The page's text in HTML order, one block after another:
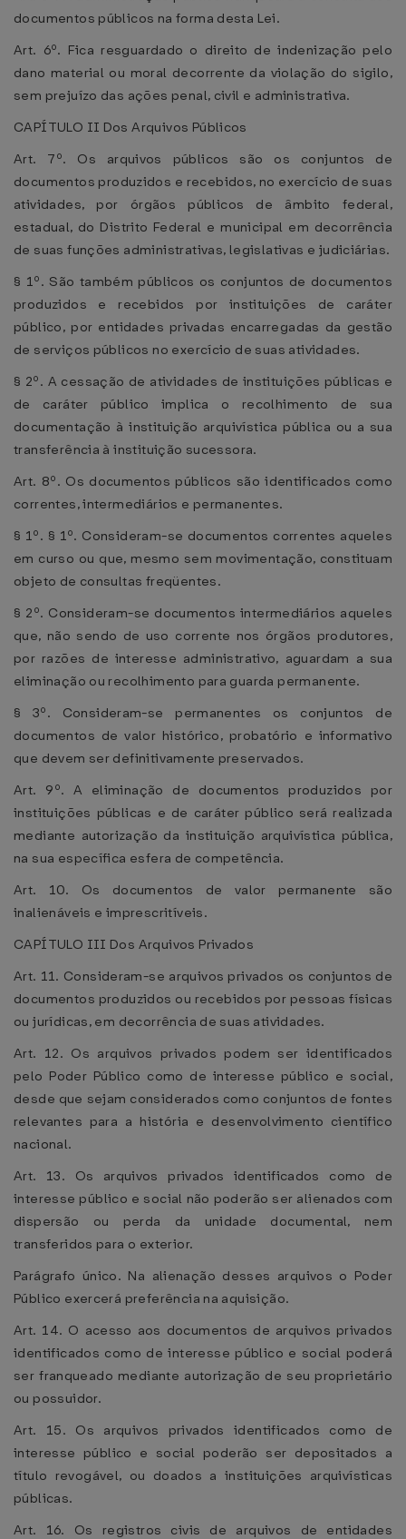
documentos públicos na forma desta Lei.
Art. 6º. Fica resguardado o direito de indenização pelo
dano material ou moral decorrente da violação do sigilo,
sem prejuízo das ações penal, civil e administrativa.
CAPÍTULO II Dos Arquivos Públicos
Art. 7º. Os arquivos públicos são os conjuntos de
documentos produzidos e recebidos, no exercício de suas
atividades, por órgãos públicos de âmbito federal,
estadual, do Distrito Federal e municipal em decorrência
de suas funções administrativas, legislativas e judiciárias.
§ 1º. São também públicos os conjuntos de documentos
produzidos e recebidos por instituições de caráter
público, por entidades privadas encarregadas da gestão
de serviços públicos no exercício de suas atividades.
§ 2º. A cessação de atividades de instituições públicas e
de caráter público implica o recolhimento de sua
documentação à instituição arquivística pública ou a sua
transferência à instituição sucessora.
Art. 8º. Os documentos públicos são identificados como
correntes, intermediários e permanentes.
§ 1º. § 1º. Consideram-se documentos correntes aqueles
em curso ou que, mesmo sem movimentação, constituam
objeto de consultas freqüentes.
§ 2º. Consideram-se documentos intermediários aqueles
que, não sendo de uso corrente nos órgãos produtores,
por razões de interesse administrativo, aguardam a sua
eliminação ou recolhimento para guarda permanente.
§ 3º. Consideram-se permanentes os conjuntos de
documentos de valor histórico, probatório e informativo
que devem ser definitivamente preservados.
Art. 9º. A eliminação de documentos produzidos por
instituições públicas e de caráter público será realizada
mediante autorização da instituição arquivística pública,
na sua específica esfera de competência.
Art. 10. Os documentos de valor permanente são
inalienáveis e imprescritíveis.
CAPÍTULO III Dos Arquivos Privados
Art. 11. Consideram-se arquivos privados os conjuntos de
documentos produzidos ou recebidos por pessoas físicas
ou jurídicas, em decorrência de suas atividades.
Art. 12. Os arquivos privados podem ser identificados
pelo Poder Público como de interesse público e social,
desde que sejam considerados como conjuntos de fontes
relevantes para a história e desenvolvimento científico
nacional.
Art. 13. Os arquivos privados identificados como de
interesse público e social não poderão ser alienados com
dispersão ou perda da unidade documental, nem
transferidos para o exterior.
Parágrafo único. Na alienação desses arquivos o Poder
Público exercerá preferência na aquisição.
Art. 14. O acesso aos documentos de arquivos privados
identificados como de interesse público e social poderá
ser franqueado mediante autorização de seu proprietário
ou possuidor.
Art. 15. Os arquivos privados identificados como de
interesse público e social poderão ser depositados a
título revogável, ou doados a instituições arquivísticas
públicas.
Art. 16. Os registros civis de arquivos de entidades